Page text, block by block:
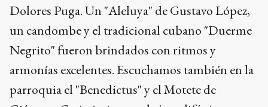
Dolores Puga. Un "Aleluya" de Gustavo López,
un candombe y el tradicional cubano "Duerme
Negrito" fueron brindados con ritmos y
armonías excelentes. Escuchamos también en la
parroquia el "Benedictus" y el Motete de